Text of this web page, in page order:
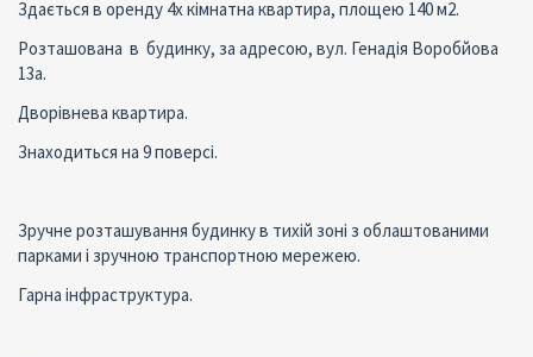
Здається в оренду 4х кімнатна квартира, площею 140 м2.
Розташована в будинку, за адресою, вул. Генадія Воробйова
13а.
Дворівнева квартира.
Знаходиться на 9 поверсі.
Зручне розташування будинку в тихій зоні з облаштованими
парками і зручною транспортною мережею.
Гарна інфраструктура.